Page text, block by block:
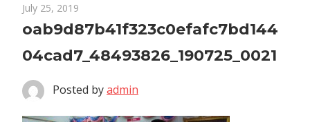
July 25, 2019
oab9d87b41f323c0efafc7bd144
04cad7_48493826_190725_0021
Posted byadmin